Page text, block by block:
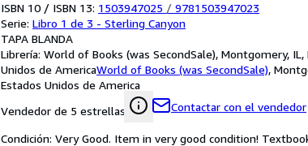
ISBN 10 / ISBN 13: 1503947025 / 9781503947023
Serie: Libro 1 de 3 - Sterling Canyon
TAPA BLANDA
Librería: World of Books (was SecondSale), Montgomery, IL,
Unidos de AmericaWorld of Books (was SecondSale),
Estados Unidos de America
Vendedor de 5 estrellas
Contactar con el vendedor
Condición: Very Good. Item in very good condition!